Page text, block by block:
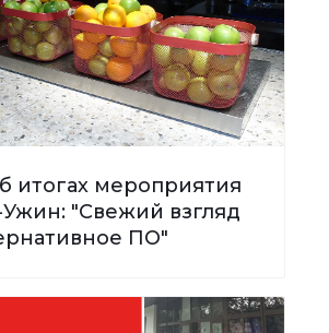
итогах мероприятия
"Свежий взгляд
ПО"